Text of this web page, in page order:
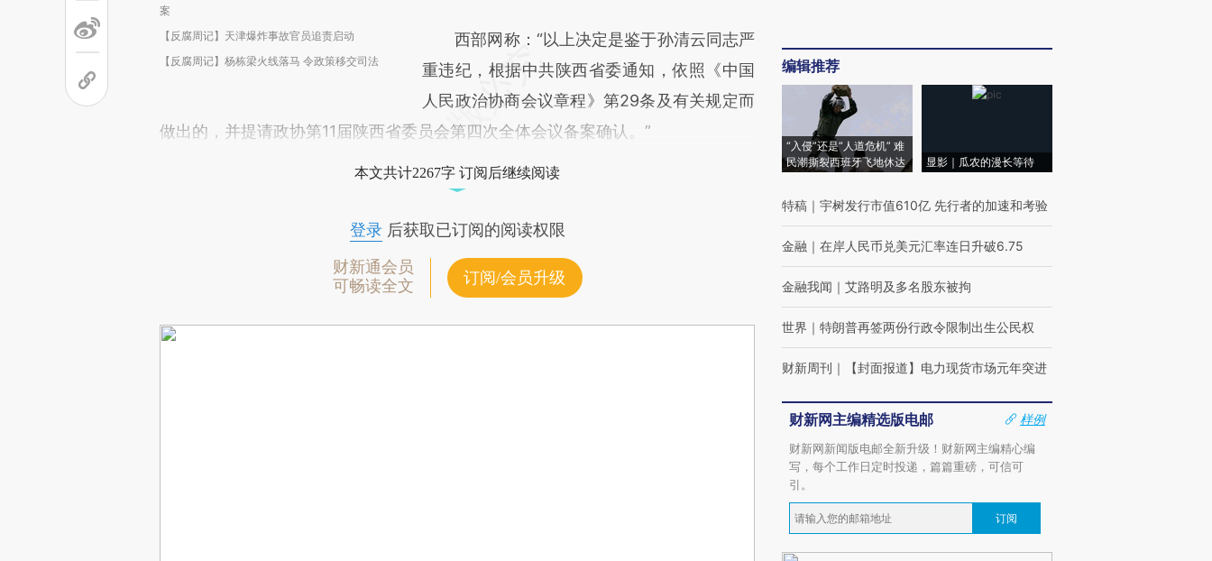
案
【反腐周记】天津爆炸事故官员追责启动
【反腐周记】杨栋梁火线落马 令政策移交司法
西部网称：“以上决定是鉴于孙清云同志严
重违纪，根据中共陕西省委通知，依照《中国
人民政治协商会议章程》第29条及有关规定而
做出的，并提请政协第11届陕西省委员会第四次全体会议备案确认。”
本文共计2267字 订阅后继续阅读
登录后获取已订阅的阅读权限
财新通会员
可畅读全文
订阅/会员升级
编辑推荐
“入侵”还是“人道危机” 难
民潮撕裂西班牙飞地休达
显影｜瓜农的漫长等待
特稿 ｜ 宇树发行市值610亿 先行者的加速和考验
金融 ｜ 在岸人民币兑美元汇率连日升破6.75
金融我闻 ｜ 艾路明及多名股东被拘
世界 ｜ 特朗普再签两份行政令限制出生公民权
财新周刊 ｜ 【封面报道】电力现货市场元年突进
财新网主编精选版电邮
样例
财新网新闻版电邮全新升级！财新网主编精心编
写，每个工作日定时投递，篇篇重磅，可信可
引。
订阅